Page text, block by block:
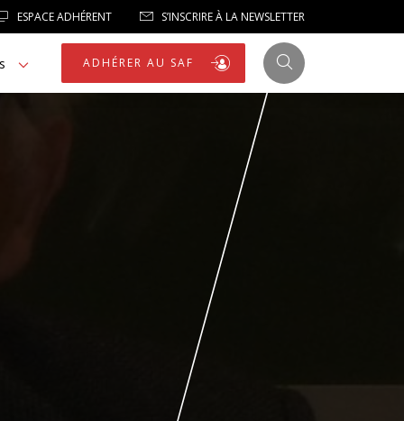
ESPACE ADHÉRENT S’INSCRIRE À LA NEWSLETTER
ADHÉRER AU SAF